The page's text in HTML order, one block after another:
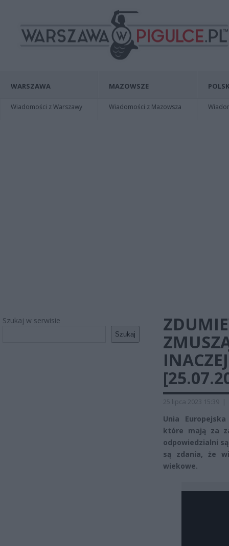
WARSZAWA
Wiadomości z Warszawy
MAZOWSZE
Wiadomości z Mazowsza
Szukaj w serwisie
Szukaj
25 lipca 2023 15:39 |
Unia
które mają za
odpowiedzialni
są zdania, że
wiekowe.